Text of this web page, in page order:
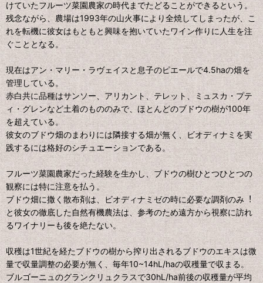
けていたフルーツ菜園農家の時代までたどることができるという。
残念ながら、農場は1993年の⼭⽕事により全焼してしまったが、こ
れを転機に彼⼥はもともと興味を抱いていたワイン作りに⼈⽣を注
ぐこととなる。
現在はアン・マリー・ラヴェイスと息⼦のピエールで4.5haの畑を
管理している。
⾚⽩共に品種はサンソー、アリカント、テレット、ミュスカ・プテ
ィ・グレンなど⼟着のもののみで、ほとんどのブドウの樹が100年
を超えている。
彼⼥のブドウ畑のまわりには隣接する畑が無く、ビオディナミを実
践するには格好のシチュエーションである。
フルーツ菜園農家だった経験を⽣かし、ブドウの樹ひとつひとつの
観察には特に注意を払う。
ブドウ畑に撒く散布剤は、ビオディナミゼの時に必要な調剤のみ︕
と彼⼥の徹底した⾃然有機農法は、参考のため遠⽅から視察に訪れ
るワイナリーも後を絶たない。
収穫は1世紀を経たブドウの樹から搾り出されるブドウのエキスは微
量で収量調整の必要が無く、毎年10~14hL/haの収穫量で収まる。
ブルゴーニュのグランクリュクラスで30hL/ha前後の収穫量が平均